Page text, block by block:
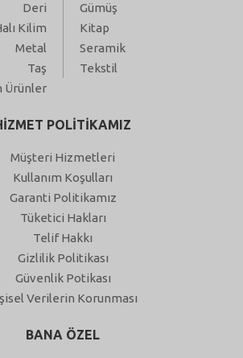
Deri
Gümüş
Kilim
Kitap
Metal
Seramik
Taş
Tekstil
Ürünler
POLİTİKAMIZ
Müşteri Hizmetleri
Kullanım Koşulları
Garanti Politikamız
Tüketici Hakları
Telif Hakkı
Gizlilik Politikası
Güvenlik Potikası
Verilerin Korunması
BANA ÖZEL